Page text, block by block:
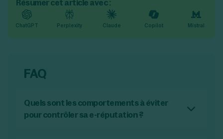
Résumer cet article avec :
ChatGPT Perplexity Claude Copilot Mistral
FAQ
Quels sont les comportements à éviter
pour contrôler sa e-réputation ?